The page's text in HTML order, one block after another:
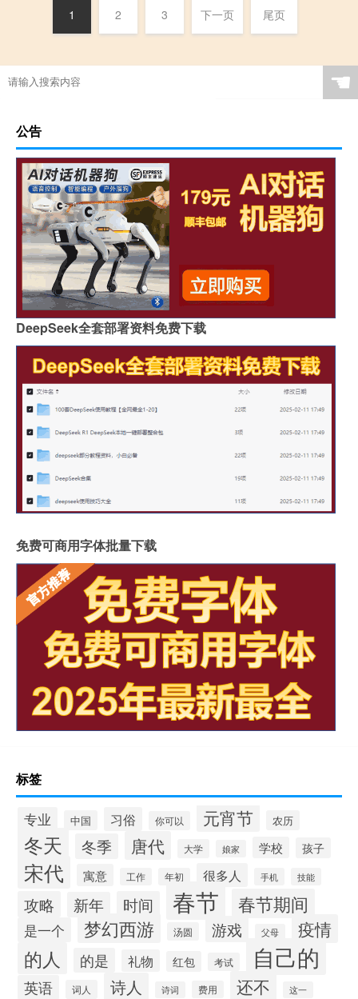
1 2 3 下一页 尾页
☚
公告
DeepSeek全套部署资料免费下载
免费可商用字体批量下载
标签
专业 中国 习俗 你可以 元宵节 农历
冬天 冬季 唐代 大学 娘家 学校 孩子
宋代 寓意 工作 年初 很多人 手机 技能
攻略 新年 时间 春节 春节期间
是一个 梦幻西游 汤圆 游戏 父母 疫情
的人 的是 礼物 红包 考试 自己的
英语 词人 诗人 诗词 费用 还不 这一